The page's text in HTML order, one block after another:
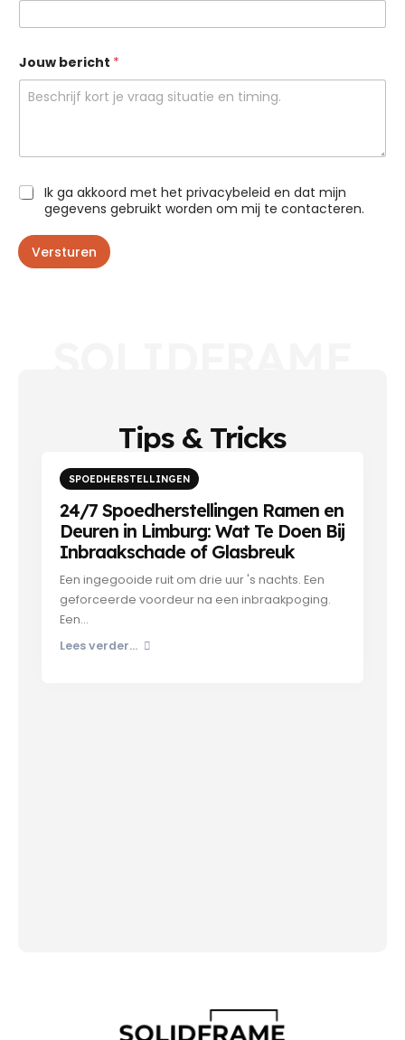
Jouw bericht *
G
R
A
g
Ik ga akkoord met het privacybeleid en dat mijn
gegevens gebruikt worden om mij te contacteren.
E
-
m
Versturen
Tips & Tricks
SPOEDHERSTELLINGEN
24/7 Spoedherstellingen Ramen en
Deuren in Limburg: Wat Te Doen Bij
Inbraakschade of Glasbreuk
Een ingegooide ruit om drie uur 's nachts. Een
geforceerde voordeur na een inbraakpoging.
Een...
Lees verder...